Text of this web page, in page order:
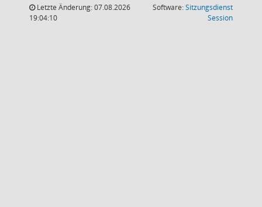
Letzte Änderung: 07.08.2026
19:04:10
Software:Sitzungsdienst
Session(Wird in